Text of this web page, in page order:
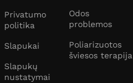
Privatumo
politika
Slapukai
Slapukų
nustatymai
Odos
problemos
Poliarizuotos
šviesos terapija